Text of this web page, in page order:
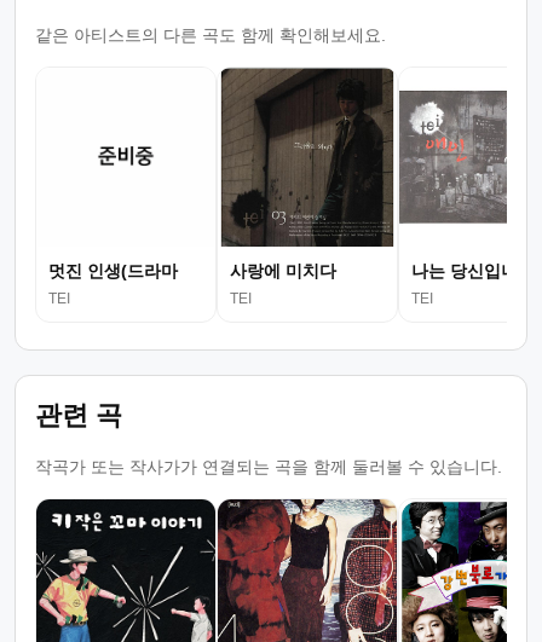
같은 아티스트의 다른 곡도 함께 확인해보세요.
멋진 인생(드라마
TEI
사랑에 미치다
TEI
나는 당신입니다
TEI
관련 곡
작곡가 또는 작사가가 연결되는 곡을 함께 둘러볼 수 있습니다.